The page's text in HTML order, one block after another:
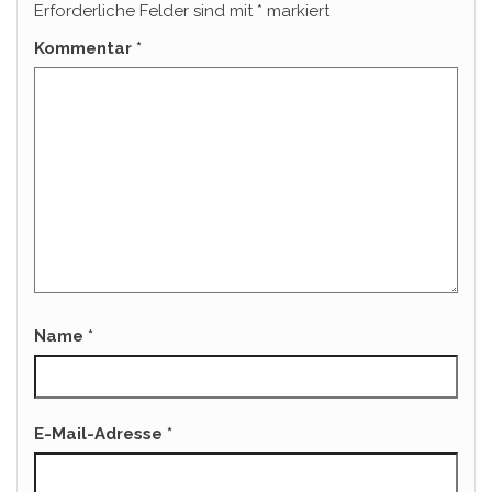
Erforderliche Felder sind mit * markiert
Kommentar *
Name *
E-Mail-Adresse *